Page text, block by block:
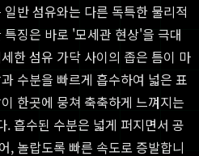
반 섬유와는 다른 독특한 물리적
징은 바로 '모세관 현상'을 극대
한 섬유 가닥 사이의 좁은 틈이 마
수분을 빠르게 흡수하여 넓은 표
한곳에 뭉쳐 축축하게 느껴지는
흡수된 수분은 넓게 퍼지면서 공
, 놀랍도록 빠른 속도로 증발합니